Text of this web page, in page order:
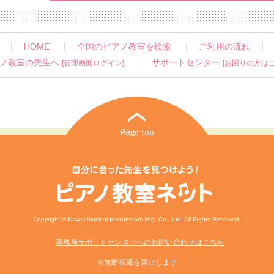
HOME 全国のピアノ教室を検索
ご利用の流れ
教室の先生へ [管理画面ログイン] サポートセンター [お困りの方は
Copyright © Kawai Musical Instruments Mfg. Co., Ltd. All Rights Reserved.
事務局サポートセンターへのお問い合わせはこちら
※無断転載を禁止します